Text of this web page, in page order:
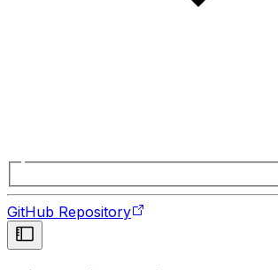
GitHub Repository